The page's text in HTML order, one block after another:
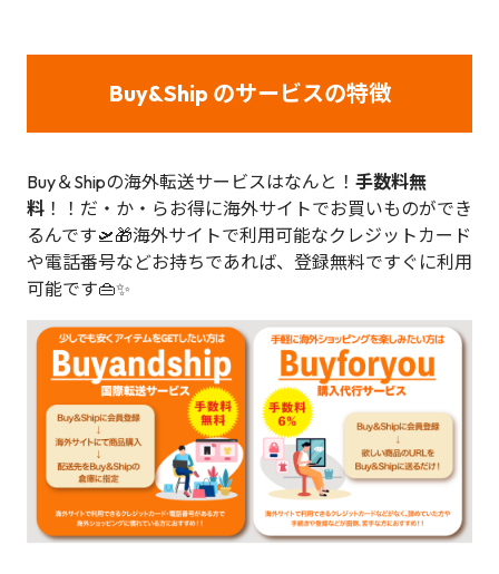
Buy&Ship のサービスの特徴
Buy＆Shipの海外転送サービスはなんと！ 手数料無
料 ！！だ・か・らお得に海外サイトでお買いものができ
るんです🛫🎁海外サイトで利用可能なクレジットカード
や電話番号などお持ちであれば、登録無料ですぐに利用
可能です👜✨